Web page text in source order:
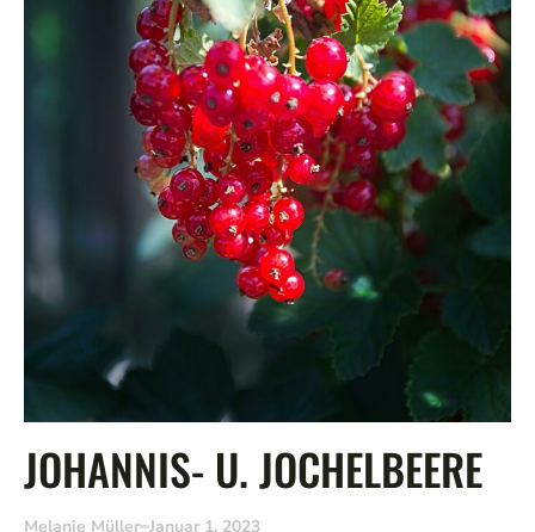
JOHANNIS- U. JOCHELBEERE
Melanie Müller Januar 1, 2023